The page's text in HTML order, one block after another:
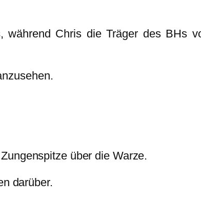
Chris die Träger des BHs
über die Warze.
darüber.